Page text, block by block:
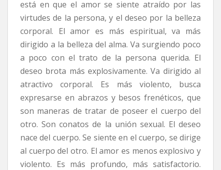
está en que el amor se siente atraído por las
virtudes de la persona, y el deseo por la belleza
corporal. El amor es más espiritual, va más
dirigido a la belleza del alma. Va surgiendo poco
a poco con el trato de la persona querida. El
deseo brota más explosivamente. Va dirigido al
atractivo corporal. Es más violento, busca
expresarse en abrazos y besos frenéticos, que
son maneras de tratar de poseer el cuerpo del
otro. Son conatos de la unión sexual. El deseo
nace del cuerpo. Se siente en el cuerpo, se dirige
al cuerpo del otro. El amor es menos explosivo y
violento. Es más profundo, más satisfactorio.